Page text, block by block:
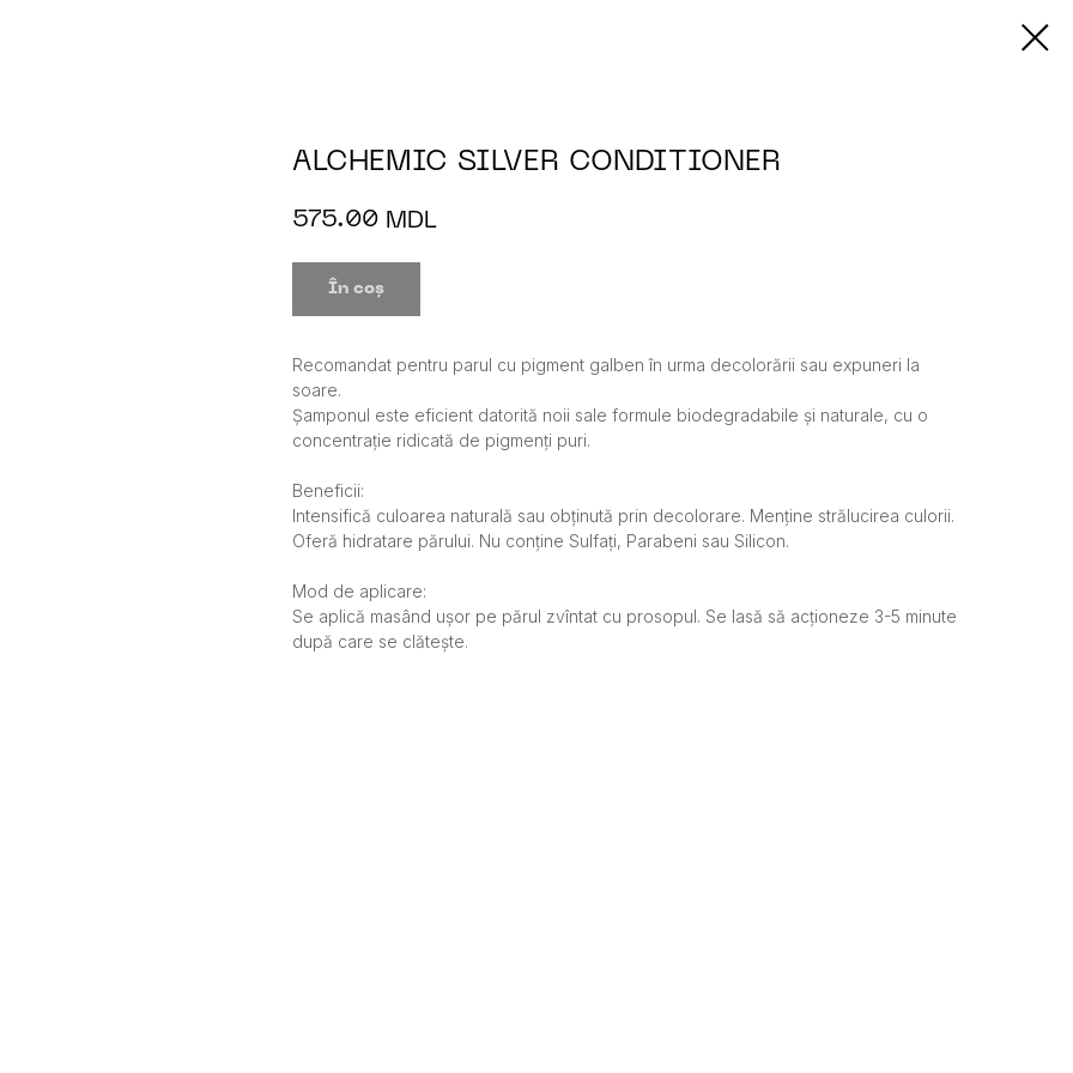
ALCHEMIC SILVER CONDITIONER
575.00 MDL
În coș
Recomandat pentru parul cu pigment galben în urma decolorării sau expuneri la
soare.
Șamponul este eficient datorită noii sale formule biodegradabile și naturale, cu o
concentrație ridicată de pigmenți puri.
Beneficii:
Intensifică culoarea naturală sau obținută prin decolorare. Menține strălucirea culorii.
Oferă hidratare părului. Nu conține Sulfați, Parabeni sau Silicon.
Mod de aplicare:
Se aplică masând ușor pe părul zvîntat cu prosopul. Se lasă să acționeze 3-5 minute
după care se clătește.